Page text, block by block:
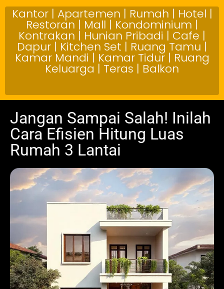
Kantor | Apartemen | Rumah | Hotel |
Restoran | Mall | Kondominium |
Kontrakan | Hunian Pribadi | Cafe |
Dapur | Kitchen Set | Ruang Tamu |
Kamar Mandi | Kamar Tidur | Ruang
Keluarga | Teras | Balkon
Jangan Sampai Salah! Inilah
Cara Efisien Hitung Luas
Rumah 3 Lantai